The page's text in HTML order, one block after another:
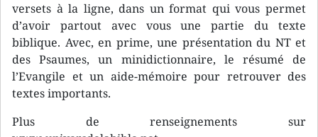
versets à la ligne, dans un format qui vous permet
d’avoir partout avec vous une partie du texte
biblique. Avec, en prime, une présentation du NT et
des Psaumes, un minidictionnaire, le résumé de
l’Evangile et un aide-mémoire pour retrouver des
textes importants.
Plus de renseignements sur